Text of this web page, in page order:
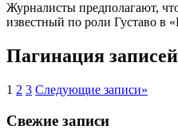
Журналисты предполагают,
известный по роли Густаво в
Пагинация записей
1 2 3 Следующие записи»
Свежие записи